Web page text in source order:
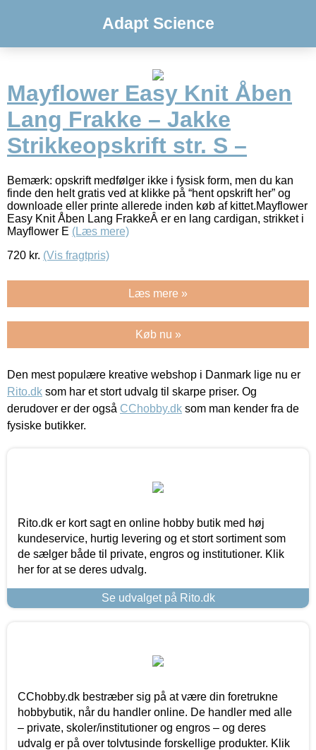
Adapt Science
Mayflower Easy Knit Åben
Lang Frakke – Jakke
Strikkeopskrift str. S –
Bemærk: opskrift medfølger ikke i fysisk form, men du kan
finde den helt gratis ved at klikke på “hent opskrift her” og
downloade eller printe allerede inden køb af kittet.Mayflower
Easy Knit Åben Lang FrakkeÂ er en lang cardigan, strikket i
Mayflower E (Læs mere)
720 kr. (Vis fragtpris)
Læs mere »
Køb nu »
Den mest populære kreative webshop i Danmark lige nu er
Rito.dk som har et stort udvalg til skarpe priser. Og
derudover er der også CChobby.dk som man kender fra de
fysiske butikker.
Rito.dk er kort sagt en online hobby butik med høj
kundeservice, hurtig levering og et stort sortiment som
de sælger både til private, engros og institutioner. Klik
her for at se deres udvalg.
Se udvalget på Rito.dk
CChobby.dk bestræber sig på at være din foretrukne
hobbybutik, når du handler online. De handler med alle
– private, skoler/institutioner og engros – og deres
udvalg er på over tolvtusinde forskellige produkter. Klik